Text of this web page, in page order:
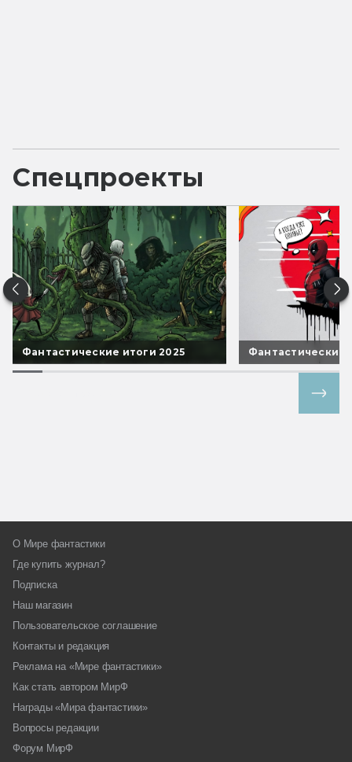
Спецпроекты
Фантастические итоги 2025 Фантастические
О Мире фантастики
Где купить журнал?
Подписка
Наш магазин
Пользовательское соглашение
Контакты и редакция
Реклама на «Мире фантастики»
Как стать автором МирФ
Награды «Мира фантастики»
Вопросы редакции
Форум МирФ